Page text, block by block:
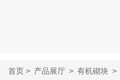
首页> 产品展厅> 有机砌块>